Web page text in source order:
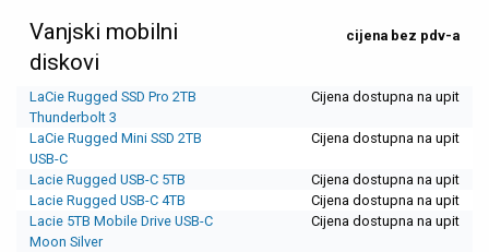
Vanjski mobilni
diskovi
cijena bez pdv-a
LaCie Rugged SSD Pro 2TB
Thunderbolt 3
Cijena dostupna na upit
LaCie Rugged Mini SSD 2TB
USB-C
Cijena dostupna na upit
Lacie Rugged USB-C 5TB
Cijena dostupna na upit
Lacie Rugged USB-C 4TB
Cijena dostupna na upit
Lacie 5TB Mobile Drive USB-C
Moon Silver
Cijena dostupna na upit